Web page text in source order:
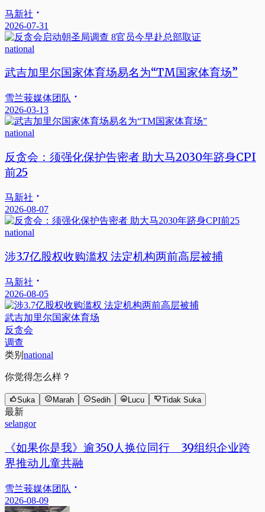
马新社
2026-07-31
national
武吉加里尔国家体育场易名为“TM国家体育场”
雪兰莪媒体团队
2026-03-13
national
反贪会：须强化保护告密者 助大马2030年跻身CPI
前25
马新社
2026-08-07
national
涉3.7亿股权收购滥权 法定机构两前高层被捕
马新社
2026-08-05
武吉加里尔国家体育场
反贪会
调查
类别 national
你觉得怎么样？
Suka Marah Sedih Lucu Tidak Suka
最新
selangor
《如果你是我》逾350人换位同行 39组织企业跨
界推动儿童共融
雪兰莪媒体团队
2026-08-09